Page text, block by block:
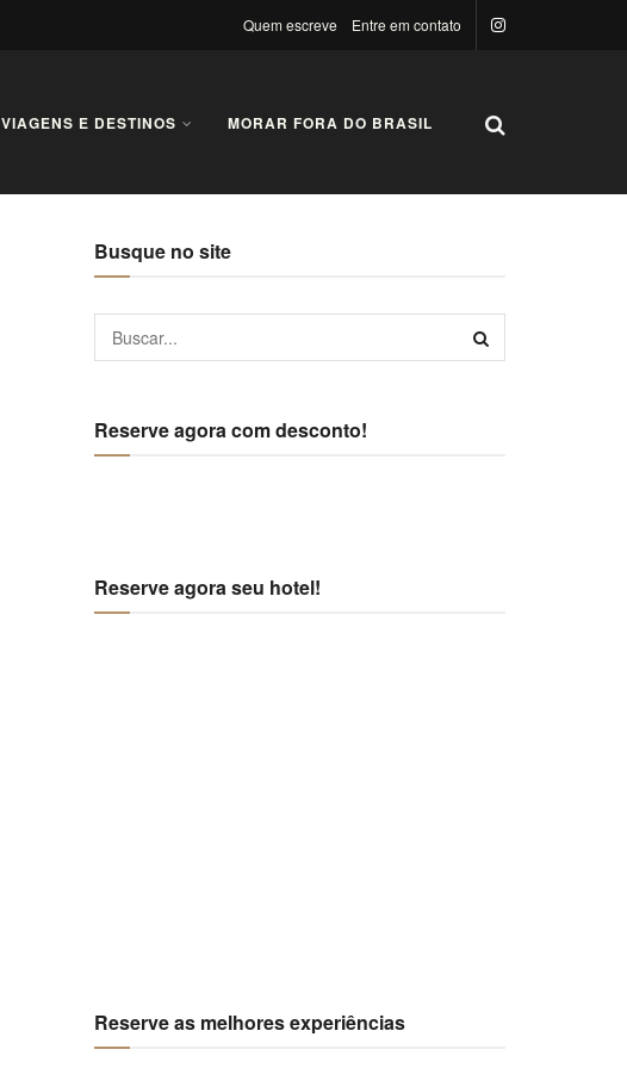
Quem escreve Entre em contato
VIAGENS E DESTINOS MORAR FORA DO BRASIL
Busque no site
Reserve agora com desconto!
Reserve agora seu hotel!
Reserve as melhores experiências